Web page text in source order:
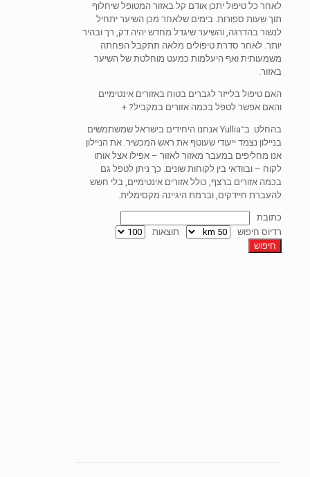
לאחר כל טיפול יתכן אודם קל באזור המטופל שיחלוף
תוך שעות ספורות. בימים שלאחר מכן השיער יתחיל
לנשור בהדרגה, והשיער שיגדל מחדש יהיה דק, רך ובהיר
יותר. לאחר סדרת טיפולים מלאה תתקבל הפחתה
משמעותית ואף היעלמות כמעט מוחלטת של השיער
באזור.
האם טיפול בלייזר לגברים בטוח באזורים אינטימיים
והאם אפשר לטפל בכמה אזורים במקביל? +
בהחלט. ב־Yullia אנחנו היחידים בישראל שמשתמשים
בניילון נצמד ייעודי שעוטף את ראש המכשיר. את הניילון
אנו מחליפים במעבר מאזור לאזור – אפילו אצל אותו
לקוח – ובוודאי בין לקוחות שונים. כך ניתן לטפל גם
בכמה אזורים ברצף, כולל אזורים אינטימיים, בלי חשש
להעברת חיידקים, וברמת היגיינה מקסימלית.
כתובת
רדיוס חיפוש
תוצאות